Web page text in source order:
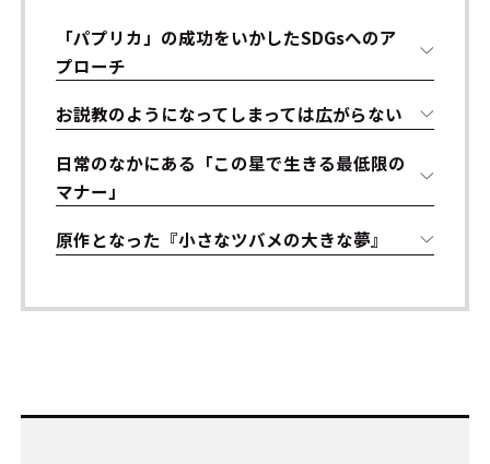
「パプリカ」の成功をいかしたSDGsへのア
プローチ
お説教のようになってしまっては広がらない
日常のなかにある「この星で生きる最低限の
マナー」
原作となった『小さなツバメの大きな夢』